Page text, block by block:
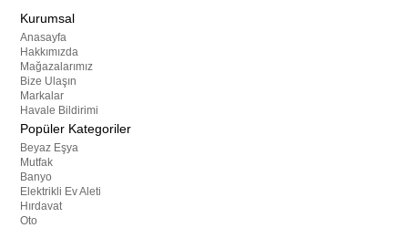
Kurumsal
Anasayfa
Hakkımızda
Mağazalarımız
Bize Ulaşın
Markalar
Havale Bildirimi
Popüler Kategoriler
Beyaz Eşya
Mutfak
Banyo
Elektrikli Ev Aleti
Hırdavat
Oto